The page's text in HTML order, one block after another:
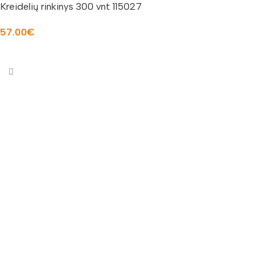
Kreidelių rinkinys 300 vnt 115027
57.00€